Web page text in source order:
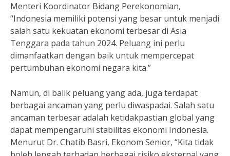
Menteri Koordinator Bidang Perekonomian,
“Indonesia memiliki potensi yang besar untuk menjadi
salah satu kekuatan ekonomi terbesar di Asia
Tenggara pada tahun 2024. Peluang ini perlu
dimanfaatkan dengan baik untuk mempercepat
pertumbuhan ekonomi negara kita.”
Namun, di balik peluang yang ada, juga terdapat
berbagai ancaman yang perlu diwaspadai. Salah satu
ancaman terbesar adalah ketidakpastian global yang
dapat mempengaruhi stabilitas ekonomi Indonesia.
Menurut Dr. Chatib Basri, Ekonom Senior, “Kita tidak